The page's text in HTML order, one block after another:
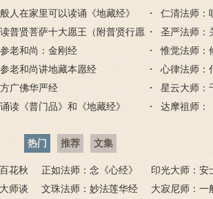
《楞严经》浅译
《心经
人在家里可以读诵《地藏经》
仁清法师：
普贤菩萨十大愿王（附普贤行愿
圣严法师：
老和尚：金刚经
惟觉法师：
老和尚讲地藏本愿经
心律法师：
广佛华严经
星云大师：
读《普门品》和《地藏经》
达摩祖师：
热门 推荐 文集
花秋
有雪；
正如法师：念《心经》
比《大悲咒》更好吗？
印光大师：安
话解
师谈
文珠法师：妙法莲华经
大寂尼师：一